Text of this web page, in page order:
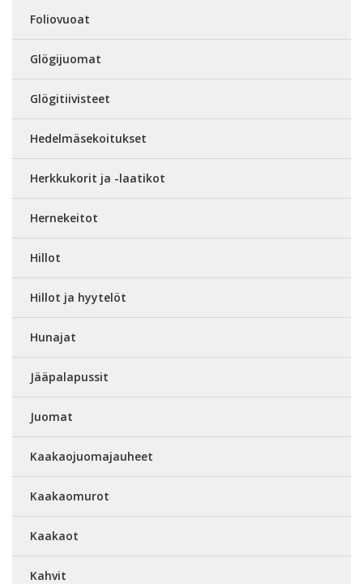
Foliovuoat
Glögijuomat
Glögitiivisteet
Hedelmäsekoitukset
Herkkukorit ja -laatikot
Hernekeitot
Hillot
Hillot ja hyytelöt
Hunajat
Jääpalapussit
Juomat
Kaakaojuomajauheet
Kaakaomurot
Kaakaot
Kahvit